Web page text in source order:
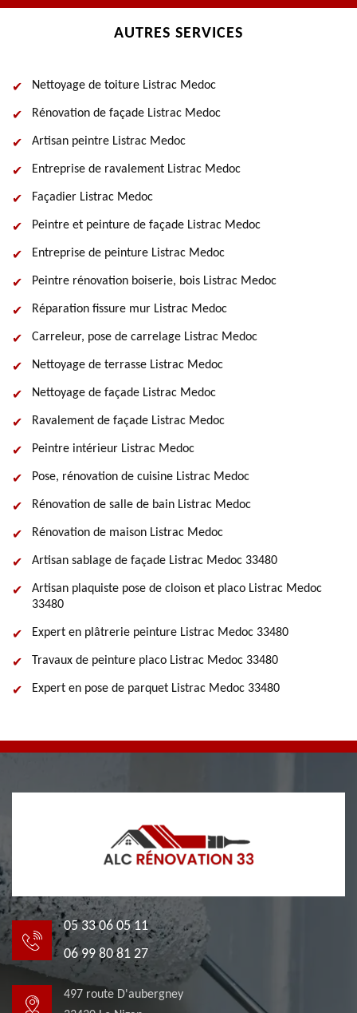
AUTRES SERVICES
Nettoyage de toiture Listrac Medoc
Rénovation de façade Listrac Medoc
Artisan peintre Listrac Medoc
Entreprise de ravalement Listrac Medoc
Façadier Listrac Medoc
Peintre et peinture de façade Listrac Medoc
Entreprise de peinture Listrac Medoc
Peintre rénovation boiserie, bois Listrac Medoc
Réparation fissure mur Listrac Medoc
Carreleur, pose de carrelage Listrac Medoc
Nettoyage de terrasse Listrac Medoc
Nettoyage de façade Listrac Medoc
Ravalement de façade Listrac Medoc
Peintre intérieur Listrac Medoc
Pose, rénovation de cuisine Listrac Medoc
Rénovation de salle de bain Listrac Medoc
Rénovation de maison Listrac Medoc
Artisan sablage de façade Listrac Medoc 33480
Artisan plaquiste pose de cloison et placo Listrac Medoc
33480
Expert en plâtrerie peinture Listrac Medoc 33480
Travaux de peinture placo Listrac Medoc 33480
Expert en pose de parquet Listrac Medoc 33480
05 33 06 05 11
06 99 80 81 27
497 route D'aubergney